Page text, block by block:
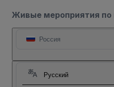
Живые мероприятия по
Россия
Русский